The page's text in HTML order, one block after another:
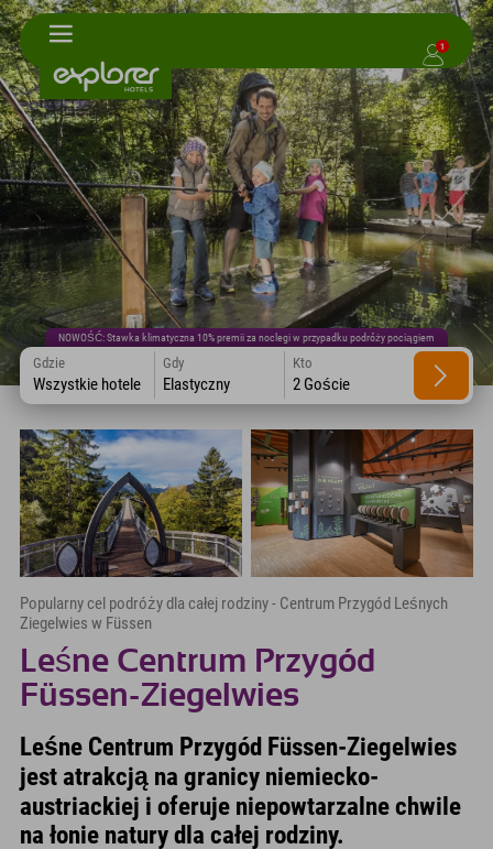
1
NOWOŚĆ: Stawka klimatyczna 10% premii za noclegi w przypadku podróży pociągiem
Gdzie
Wszystkie hotele
Gdy
Elastyczny
Kto
2 Goście
Popularny cel podróży dla całej rodziny - Centrum Przygód Leśnych
Ziegelwies w Füssen
Leśne Centrum Przygód
Füssen-Ziegelwies
Leśne Centrum Przygód Füssen-Ziegelwies
jest atrakcją na granicy niemiecko-
austriackiej i oferuje niepowtarzalne chwile
na łonie natury dla całej rodziny.